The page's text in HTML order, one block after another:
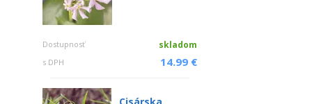
Dostupnosť skladom
s DPH 14.99 €